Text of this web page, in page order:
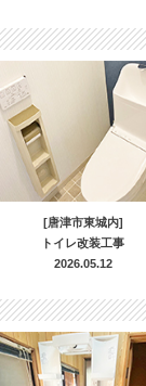
[唐津市東城内]
トイレ改装工事
2026.05.12